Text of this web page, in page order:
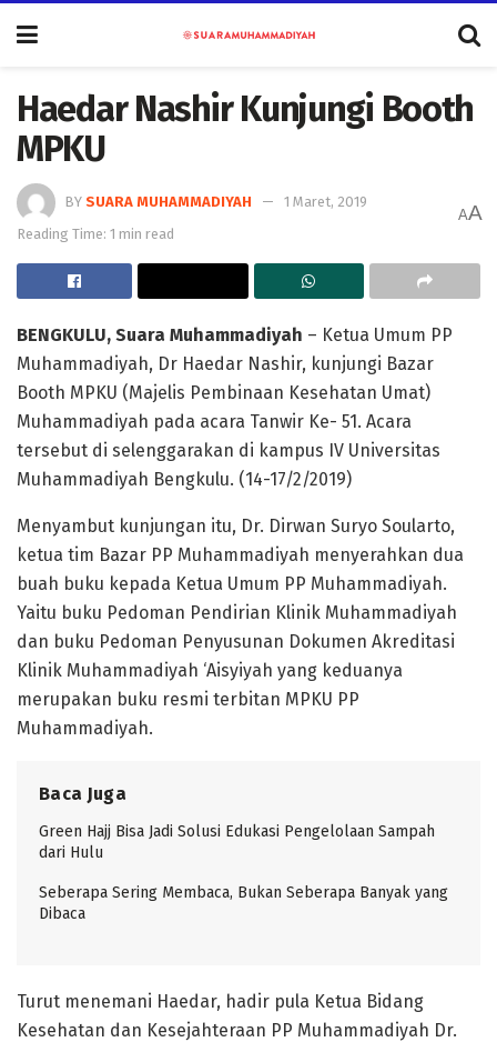
Haedar Nashir Kunjungi Booth
MPKU
BY SUARA MUHAMMADIYAH
1 Maret, 2019
Reading Time: 1 min read
AA
BENGKULU, Suara Muhammadiyah – Ketua Umum PP
Muhammadiyah, Dr Haedar Nashir, kunjungi Bazar
Booth MPKU (Majelis Pembinaan Kesehatan Umat)
Muhammadiyah pada acara Tanwir Ke- 51. Acara
tersebut di selenggarakan di kampus IV Universitas
Muhammadiyah Bengkulu. (14-17/2/2019)
Menyambut kunjungan itu, Dr. Dirwan Suryo Soularto,
ketua tim Bazar PP Muhammadiyah menyerahkan dua
buah buku kepada Ketua Umum PP Muhammadiyah.
Yaitu buku Pedoman Pendirian Klinik Muhammadiyah
dan buku Pedoman Penyusunan Dokumen Akreditasi
Klinik Muhammadiyah ‘Aisyiyah yang keduanya
merupakan buku resmi terbitan MPKU PP
Muhammadiyah.
Baca Juga
Green Hajj Bisa Jadi Solusi Edukasi Pengelolaan Sampah
dari Hulu
Seberapa Sering Membaca, Bukan Seberapa Banyak yang
Dibaca
Turut menemani Haedar, hadir pula Ketua Bidang
Kesehatan dan Kesejahteraan PP Muhammadiyah Dr.